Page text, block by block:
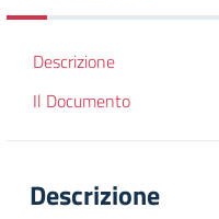
Descrizione
Il Documento
Descrizione